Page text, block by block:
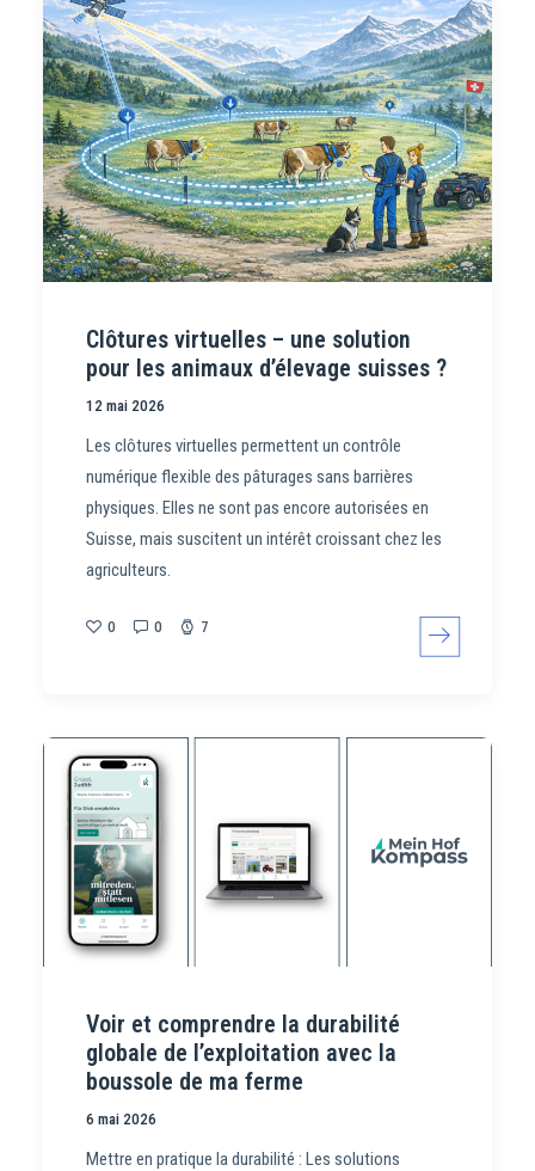
Clôtures virtuelles – une solution
pour les animaux d’élevage suisses ?
12 mai 2026
Les clôtures virtuelles permettent un contrôle
numérique flexible des pâturages sans barrières
physiques. Elles ne sont pas encore autorisées en
Suisse, mais suscitent un intérêt croissant chez les
agriculteurs.
0 0 7
Voir et comprendre la durabilité
globale de l’exploitation avec la
boussole de ma ferme
6 mai 2026
Mettre en pratique la durabilité : Les solutions